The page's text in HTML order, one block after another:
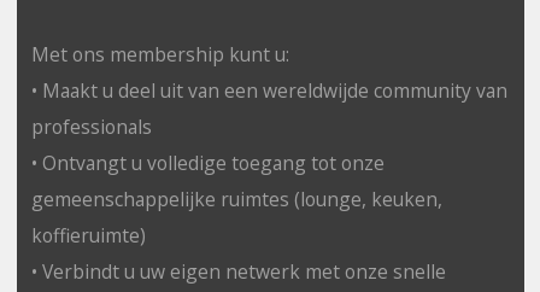
Met ons membership kunt u:
• Maakt u deel uit van een wereldwijde community van
professionals
• Ontvangt u volledige toegang tot onze
gemeenschappelijke ruimtes (lounge, keuken,
koffieruimte)
• Verbindt u uw eigen netwerk met onze snelle